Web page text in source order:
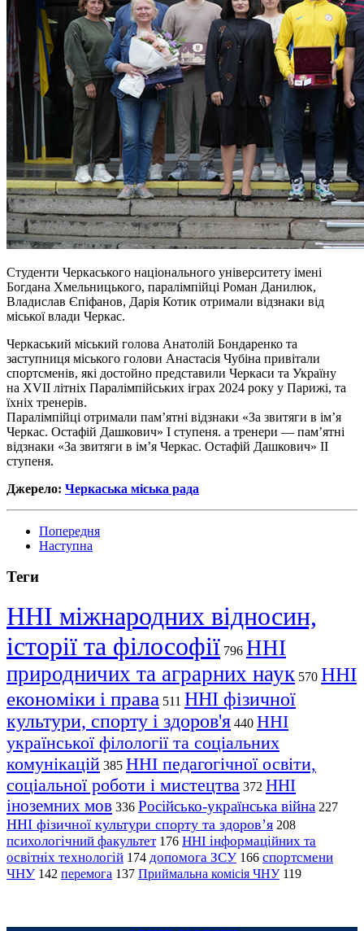
Студенти Черкаського національного університету імені
Богдана Хмельницького, паралімпійці Роман Данилюк,
Владислав Єпіфанов, Дарія Котик отримали відзнаки від
міської влади Черкас.
Черкаський міський голова Анатолій Бондаренко та
заступниця міського голови Анастасія Чубіна привітали
спортсменів, які достойно представили Черкаси та Україну
на XVII літніх Паралімпійських іграх 2024 року у Парижі, та
їхніх тренерів.
Паралімпійці отримали пам’ятні відзнаки «За звитяги в ім’я
Черкас. Остафій Дашкович» І ступеня. а тренери — пам’ятні
відзнаки «За звитяги в ім’я Черкас. Остафій Дашкович» ІІ
ступеня.
Джерело: Черкаська міська рада
Попередня
Наступна
Теги
ННІ міжнародних відносин,
історії та філософії 796 ННІ
природничих та аграрних наук 570 ННІ
економіки і права 511 ННІ фізичної
культури, спорту і здоров'я 440 ННІ
української філології та соціальних
комунікацій 385 ННІ педагогічної освіти,
соціальної роботи і мистецтва 372 ННІ
іноземних мов 336 Російсько-українська війна 227
ННІ фізичної культури спорту та здоров’я 208
психологічний факультет 176 ННІ інформаційних та
освітніх технологій 174 допомога ЗСУ 166 спортсмени
ЧНУ 142 перемога 137 Приймальна комісія ЧНУ 119